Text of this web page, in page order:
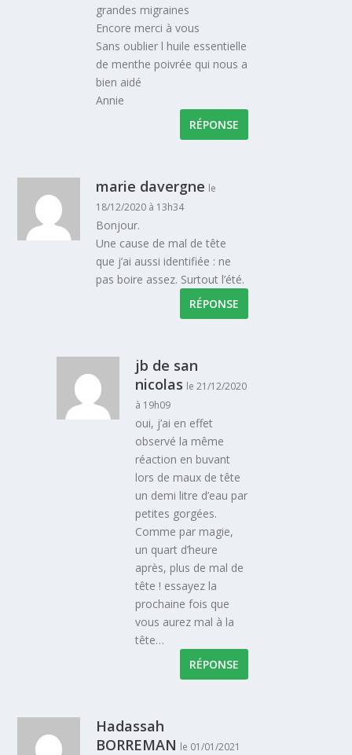
grandes migraines
Encore merci à vous
Sans oublier l huile essentielle
de menthe poivrée qui nous a
bien aidé
Annie
RÉPONSE
marie davergne le
18/12/2020 à 13h34
Bonjour.
Une cause de mal de tête
que j’ai aussi identifiée : ne
pas boire assez. Surtout l’été.
RÉPONSE
jb de san
nicolas le 21/12/2020
à 19h09
oui, j’ai en effet
observé la même
réaction en buvant
lors de maux de tête
un demi litre d’eau par
petites gorgées.
Comme par magie,
un quart d’heure
après, plus de mal de
tête ! essayez la
prochaine fois que
vous aurez mal à la
tête…
RÉPONSE
Hadassah
BORREMAN le 01/01/2021